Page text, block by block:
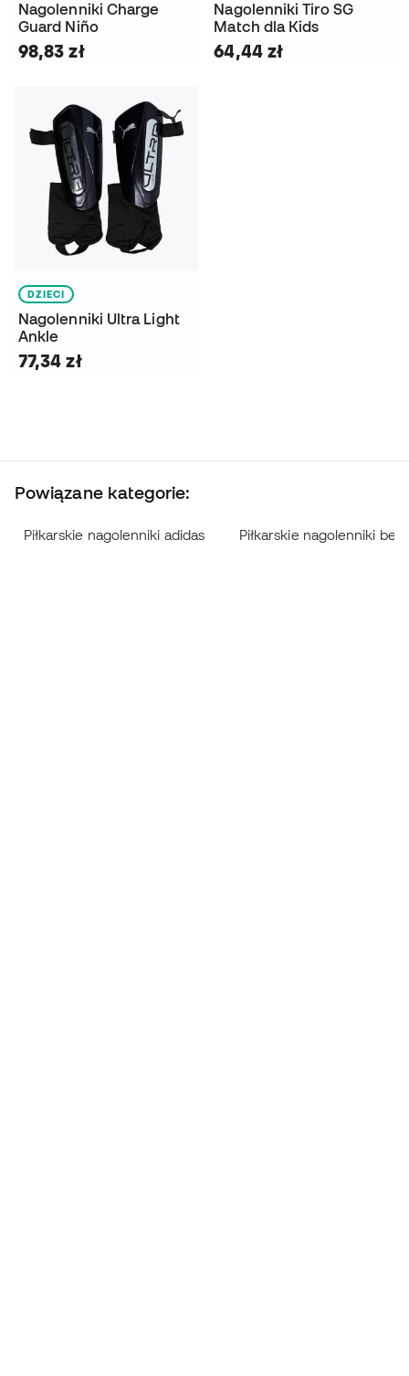
Nagolenniki Charge
Guard Niño
98,83 zł
Nagolenniki Tiro SG
Match dla Kids
64,44 zł
DZIECI
Nagolenniki Ultra Light
Ankle
77,34 zł
Powiązane kategorie:
Piłkarskie nagolenniki adidas Piłkarskie nagolenniki